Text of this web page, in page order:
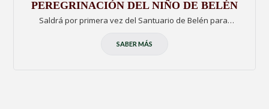
PEREGRINACIÓN DEL NIÑO DE BELÉN
Saldrá por primera vez del Santuario de Belén para…
SABER MÁS